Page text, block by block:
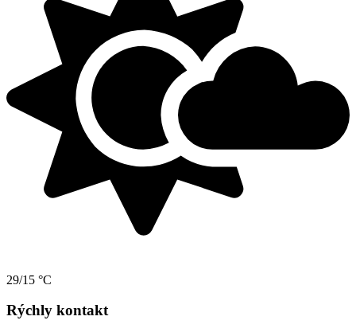
29/15 °C
Rýchly kontakt